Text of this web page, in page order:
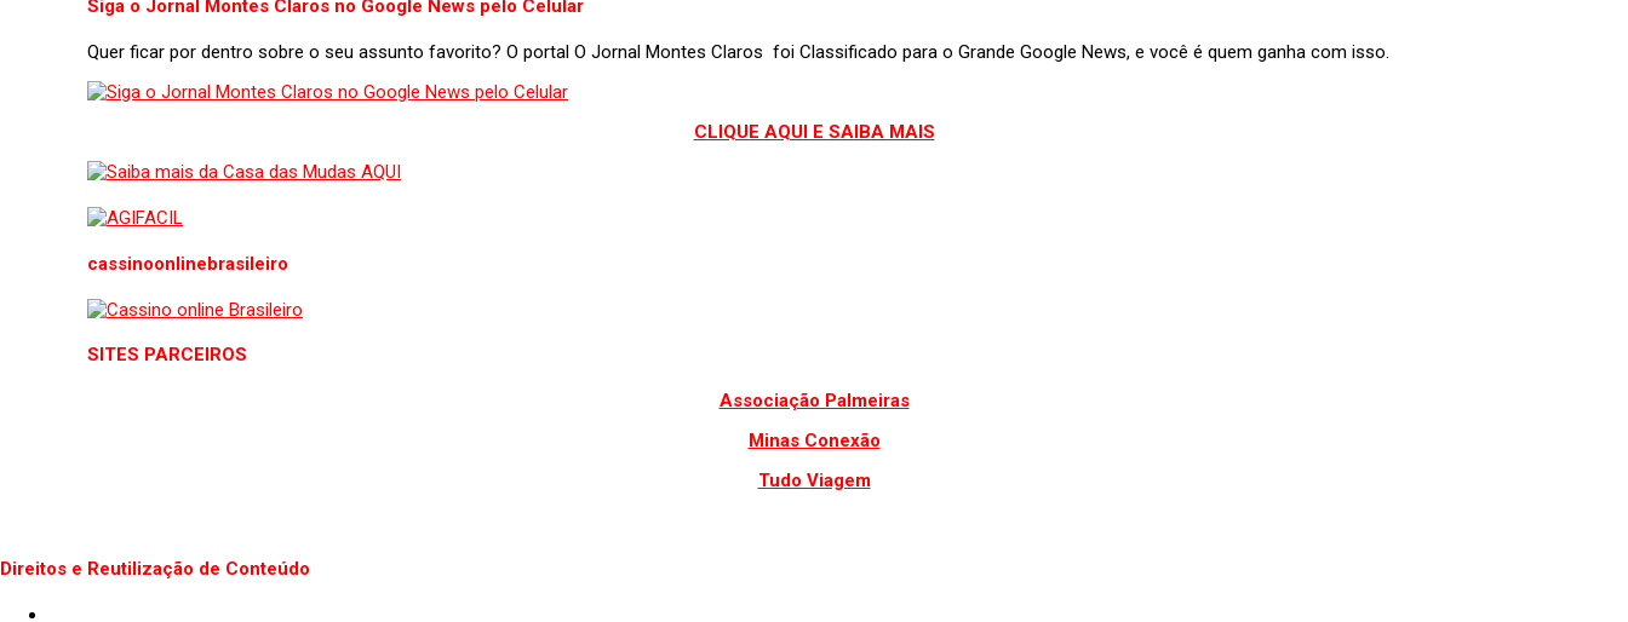
Siga o Jornal Montes Claros no Google News pelo Celular
Quer ficar por dentro sobre o seu assunto favorito? O portal O Jornal Montes Claros foi Classificado para o Grande Google News, e você é quem ganha com isso.
CLIQUE AQUI E SAIBA MAIS
cassinoonlinebrasileiro
SITES PARCEIROS
Associação Palmeiras
Minas Conexão
Tudo Viagem
Direitos e Reutilização de Conteúdo